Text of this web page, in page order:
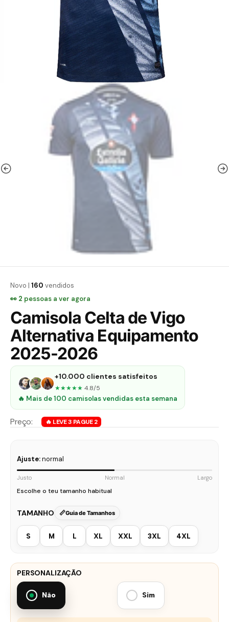
Novo | 160 vendidos
👀 2 pessoas a ver agora
Camisola Celta de Vigo
Alternativa Equipamento
2025-2026
+10.000 clientes satisfeitos
★★★★★ 4.8/5
🔥 Mais de 100 camisolas vendidas esta semana
Ajuste:normal
Justo Normal Largo
Escolhe o teu tamanho habitual
TAMANHO Guia de Tamanhos
S M L XL XXL 3XL 4XL
PERSONALIZAÇÃO
Não Sim